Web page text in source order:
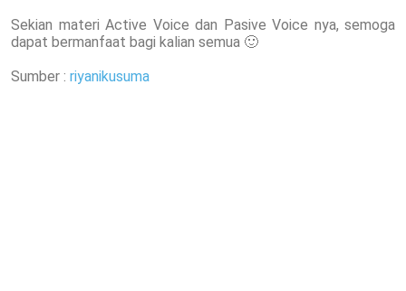
Sekian materi Active Voice dan Pasive Voice nya, semoga
dapat bermanfaat bagi kalian semua 🙂
Sumber : riyanikusuma